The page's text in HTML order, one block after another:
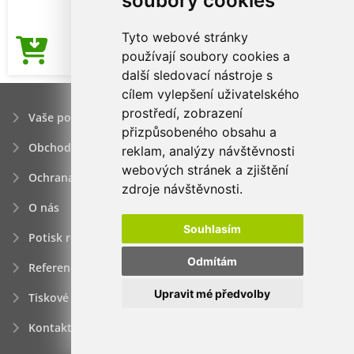
Tyto webové stránky
používají soubory cookies a
další sledovací nástroje s
cílem vylepšení uživatelského
prostředí, zobrazení
přizpůsobeného obsahu a
reklam, analýzy návštěvnosti
webových stránek a zjištění
zdroje návštěvnosti.
Souhlasím
Odmítám
Upravit mé předvolby
Cena od13,17Kč
Vaše poptávka
Obchodní podmínky
Ochrana osobních údajú
O nás
Potisk reklamních předmětů
Reference
Tiskové zprávy
Kontakt